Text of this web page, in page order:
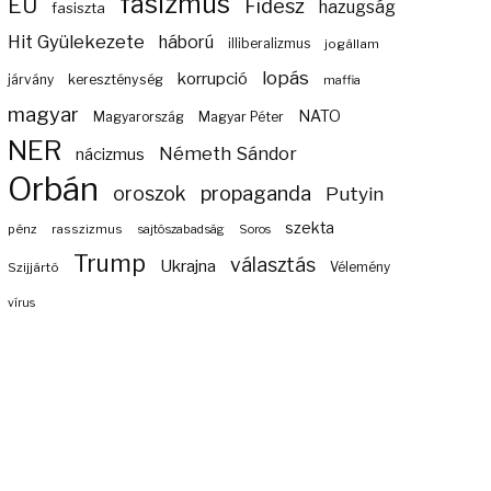
EU fasiszta Fidesz hazugság
Hit Gyülekezete háború illiberalizmus jogállam
járvány kereszténység korrupció lopás maffia
magyar Magyarország Magyar Péter NATO
NER nácizmus Németh Sándor
Orbán oroszok propaganda Putyin
pénz rasszizmus sajtószabadság Soros szekta
Szijjártó Trump Ukrajna választás Vélemény
vírus